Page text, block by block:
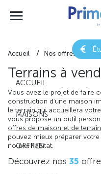
ACCUEIL
MAISONS
OFFRES
Accueil Nos offres de
Terrains à
Vous avez le projet de faire
construction d'une maison
le terrain qui accueillera
vous propose un outil
offres de maison et de terrain
pouvez mieux préparer
nouvel habitat.
Découvrez nos35